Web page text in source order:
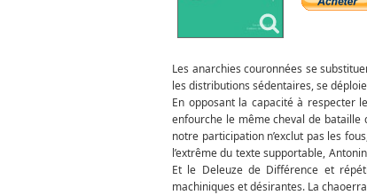
Les anarchies couronnées se
les distributions sédentaires, se
En opposant la capacité à respecter
enfourche le même cheval de bataille
notre participation n’exclut pas les
l’extrême du texte supportable,
Et le Deleuze de Différence et
machiniques et désirantes. La